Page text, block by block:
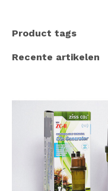
Product tags
Recente artikelen